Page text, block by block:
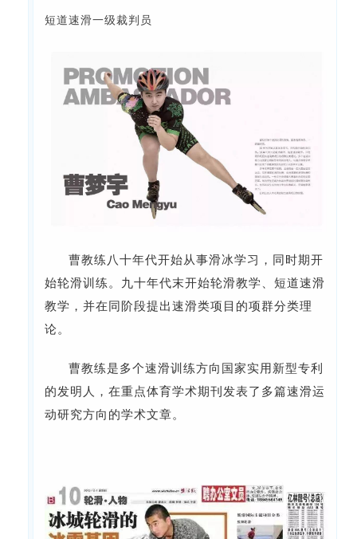
短道速滑一级裁判员
曹教练八十年代开始从事滑冰学习，同时期开
始轮滑训练。九十年代末开始轮滑教学、短道速滑
教学，并在同阶段提出速滑类项目的项群分类理
论。
曹教练是多个速滑训练方向国家实用新型专利
的发明人，在重点体育学术期刊发表了多篇速滑运
动研究方向的学术文章。